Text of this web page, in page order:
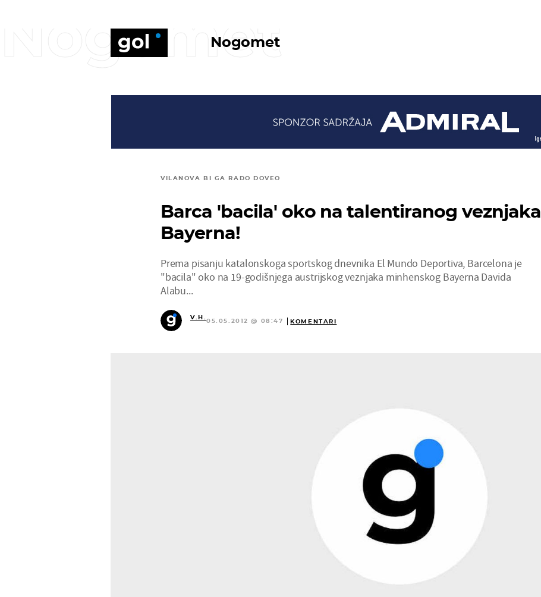
Nogomet
Nogomet
VILANOVA BI GA RADO DOVEO
Barca 'bacila' oko na talentiranog veznjaka
Bayerna!
Prema pisanju katalonskoga sportskog dnevnika El Mundo Deportiva, Barcelona je
"bacila" oko na 19-godišnjega austrijskog veznjaka minhenskog Bayerna Davida
Alabu...
V.H.
05.05.2012 @ 08:47 KOMENTARI